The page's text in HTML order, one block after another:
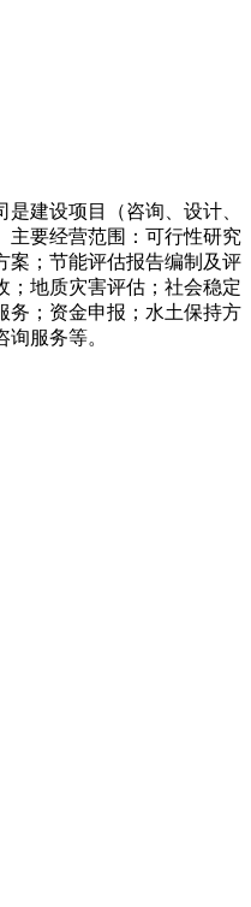
建设项目（咨询、设计、
主要经营范围：可行性研究
案；节能评估报告编制及评
；地质灾害评估；社会稳定
务；资金申报；水土保持方
服务等。